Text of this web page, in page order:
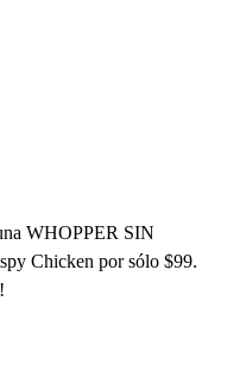
WHOPPER SIN
Chicken por sólo $99.